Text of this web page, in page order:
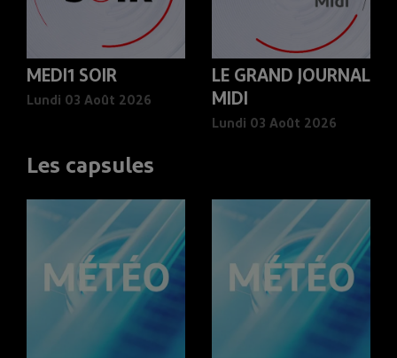
MEDI1 SOIR
Lundi 03 Août 2026
LE GRAND JOURNAL
MIDI
Lundi 03 Août 2026
Les capsules